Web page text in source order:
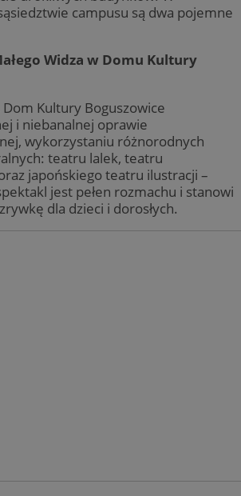
campusu są dwa pojemne
Widza w Domu Kultury
Kultury Boguszowice
i niebanalnej oprawie
wykorzystaniu różnorodnych
teatru lalek, teatru
japońskiego teatru ilustracji –
jest pełen rozmachu i stanowi
dla dzieci i dorosłych.